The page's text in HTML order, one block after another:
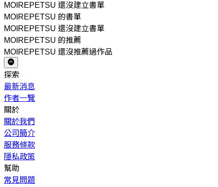
MOIREPETSU 還沒建立書單
MOIREPETSU 的書單
MOIREPETSU 還沒建立書單
MOIREPETSU 的推薦
MOIREPETSU 還沒推薦過作品
探索
最新消息
作者一覽
關於
關於我們
公司簡介
服務條款
隱私政策
幫助
常見問題